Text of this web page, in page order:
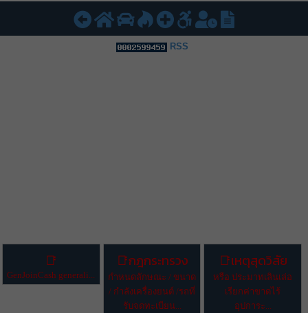
GenJoinCash generali...
กฎกระทรวง
กำหนดลักษณะ / ขนาด
/ กำลังเครื่องยนต์ /รถที่
รับจดทะเบียน...
เหตุสุดวิสัย
หรือ ประมาทเลินเล่อ
เรียกค่าขาดไร้
อุปการะ...
RSS